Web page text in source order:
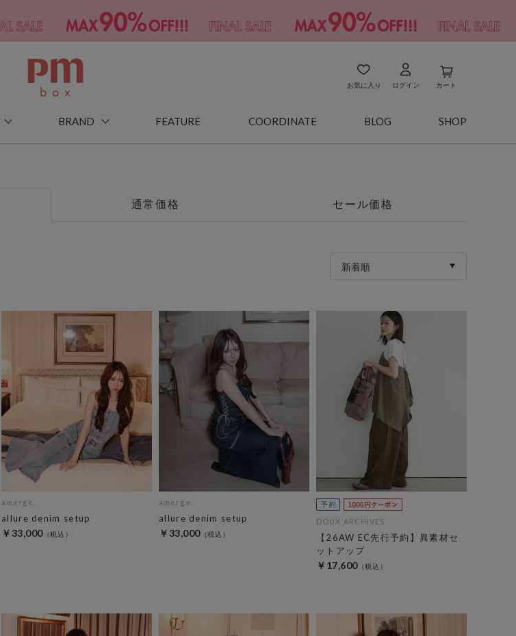
お気に入り ログイン カート
BRAND FEATURE COORDINATE BLOG SHOP
通常価格 セール価格
新着順
amerge.
allure denim setup
￥33,000
amerge.
allure denim setup
￥33,000
DOUX ARCHIVES
【26AW EC先行予約】異素材セ
ットアップ
￥17,600